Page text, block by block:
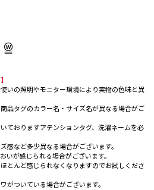
いの照明やモニター環境により実物の色味と異
品タグのカラー名・サイズ名が異なる場合がご
ておりますアテンションタグ、洗濯ネームを必
感など多少異なる場合がございます。
が感じられる場合がございます。
とんど感じられなくなりますのでお試しくださ
がついている場合がございます。